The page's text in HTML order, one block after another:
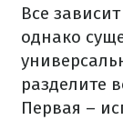
Все
однако
разделите
Первая –